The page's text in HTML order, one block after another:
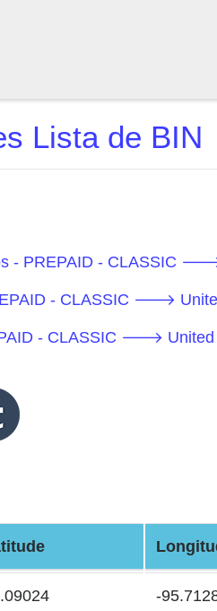
Lista de BIN
- PREPAID - CLASSIC
- CLASSIC 🡒
- CLASSIC 🡒 United
-